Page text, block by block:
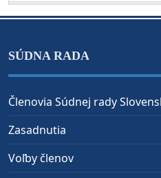
SÚDNA RADA
Členovia Súdnej rady
Zasadnutia
Voľby členov